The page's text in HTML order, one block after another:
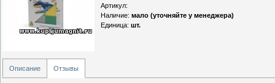
Артикул:
Наличие: мало (уточняйте у менеджера)
Единица: шт.
Описание Отзывы